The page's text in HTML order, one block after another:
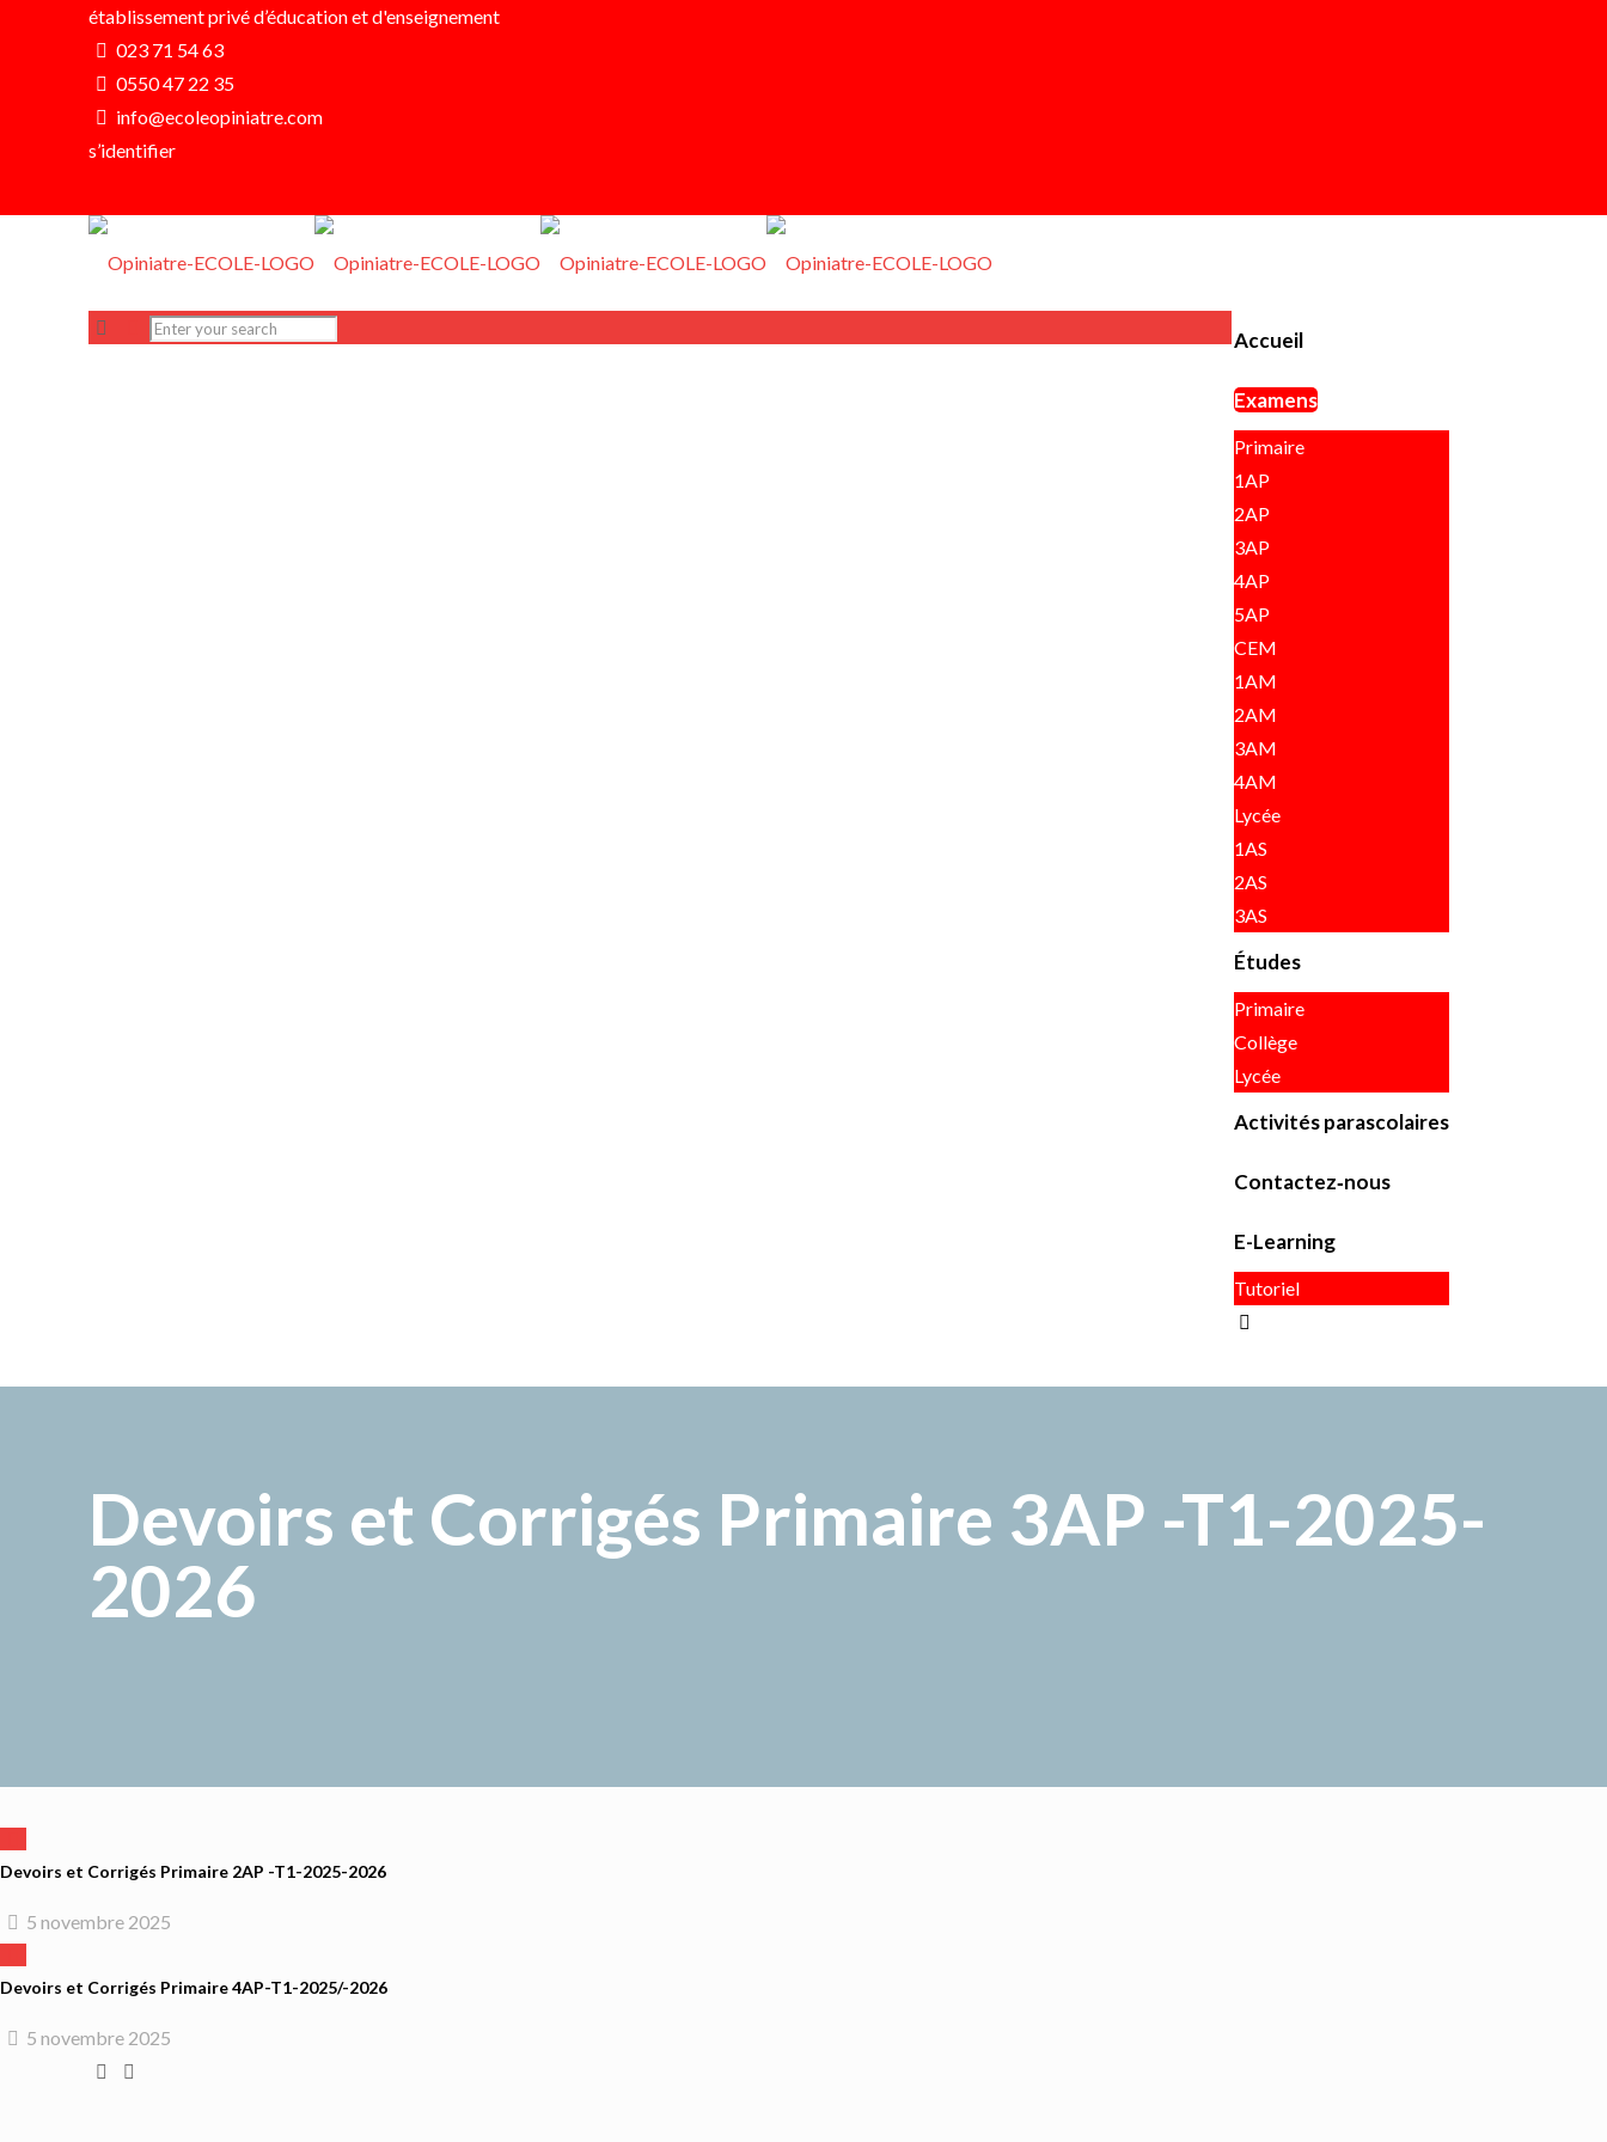
établissement privé d’éducation et d'enseignement
023 71 54 63
0550 47 22 35
info@ecoleopiniatre.com
s’identifier
Accueil
Examens
Primaire
1AP
2AP
3AP
4AP
5AP
CEM
1AM
2AM
3AM
4AM
Lycée
1AS
2AS
3AS
Études
Primaire
Collège
Lycée
Activités parascolaires
Contactez‑nous
E-Learning
Tutoriel
Devoirs et Corrigés Primaire 3AP -T1-2025-
2026
Devoirs et Corrigés Primaire 2AP -T1-2025-2026
5 novembre 2025
Devoirs et Corrigés Primaire 4AP-T1-2025/-2026
5 novembre 2025